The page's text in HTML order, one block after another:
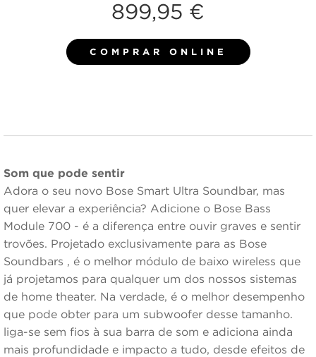
899,95 €
COMPRAR ONLINE
Som que pode sentir
Adora o seu novo Bose Smart Ultra Soundbar, mas
quer elevar a experiência? Adicione o Bose Bass
Module 700 - é a diferença entre ouvir graves e sentir
trovões. Projetado exclusivamente para as Bose
Soundbars , é o melhor módulo de baixo wireless que
já projetamos para qualquer um dos nossos sistemas
de home theater. Na verdade, é o melhor desempenho
que pode obter para um subwoofer desse tamanho.
liga-se sem fios à sua barra de som e adiciona ainda
mais profundidade e impacto a tudo, desde efeitos de